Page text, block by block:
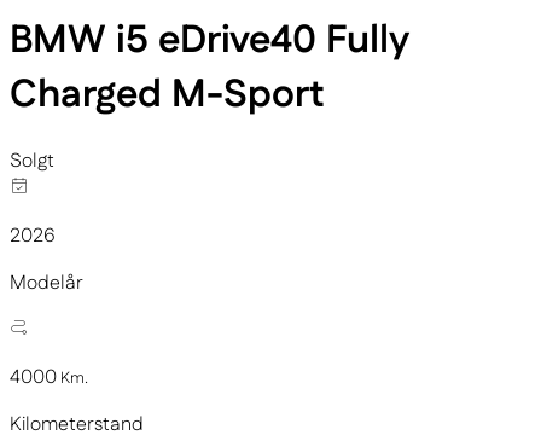
BMW i5 eDrive40 Fully
Charged M-Sport
Solgt
2026
Modelår
4000 Km.
Kilometerstand